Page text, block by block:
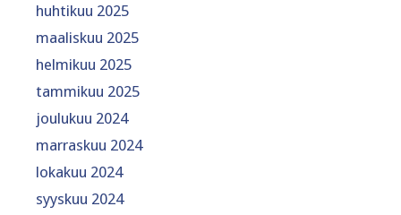
huhtikuu 2025
maaliskuu 2025
helmikuu 2025
tammikuu 2025
joulukuu 2024
marraskuu 2024
lokakuu 2024
syyskuu 2024